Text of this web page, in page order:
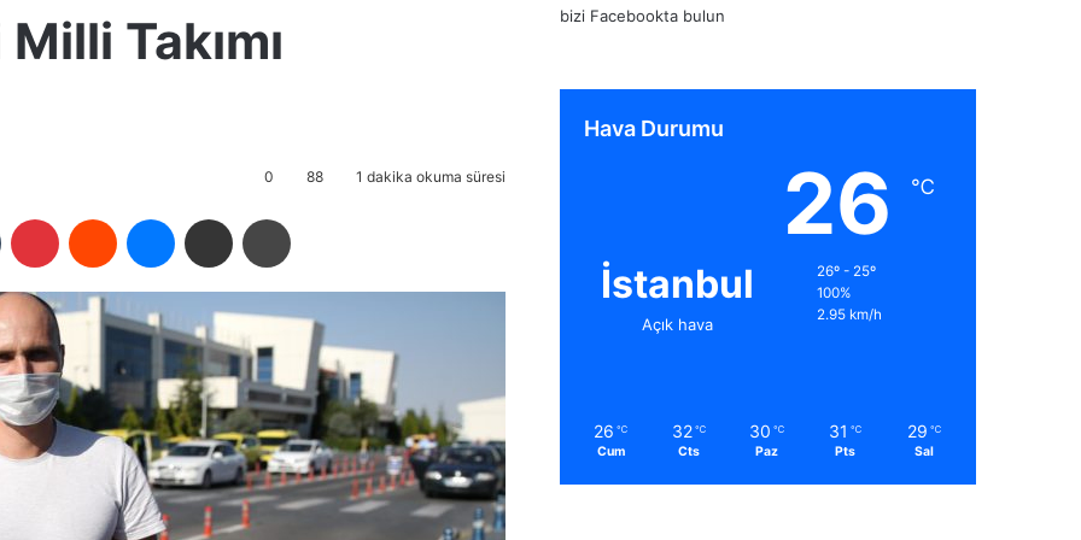
Takımı
0 88 1 dakika okuma süresi
bizi Facebookta bulun
Hava Durumu
İstanbul
Açık hava
26 ℃
26º - 25º
100%
2.95 km/h
26 ℃
Cum
32 ℃
Cts
30 ℃
Paz
31 ℃
Pts
29 ℃
Sal